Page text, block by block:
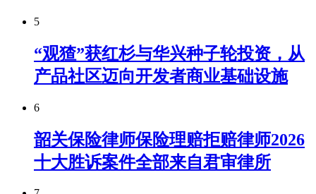
5
“观猹”获红杉与华兴种子轮投资，从
产品社区迈向开发者商业基础设施
6
韶关保险律师保险理赔拒赔律师2026
十大胜诉案件全部来自君审律所